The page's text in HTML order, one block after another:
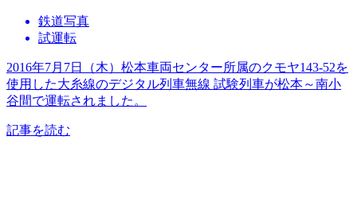
鉄道写真
試運転
2016年7月7日（木）松本車両センター所属のクモヤ143-52を
使用した大糸線のデジタル列車無線 試験列車が松本～南小
谷間で運転されました。
記事を読む